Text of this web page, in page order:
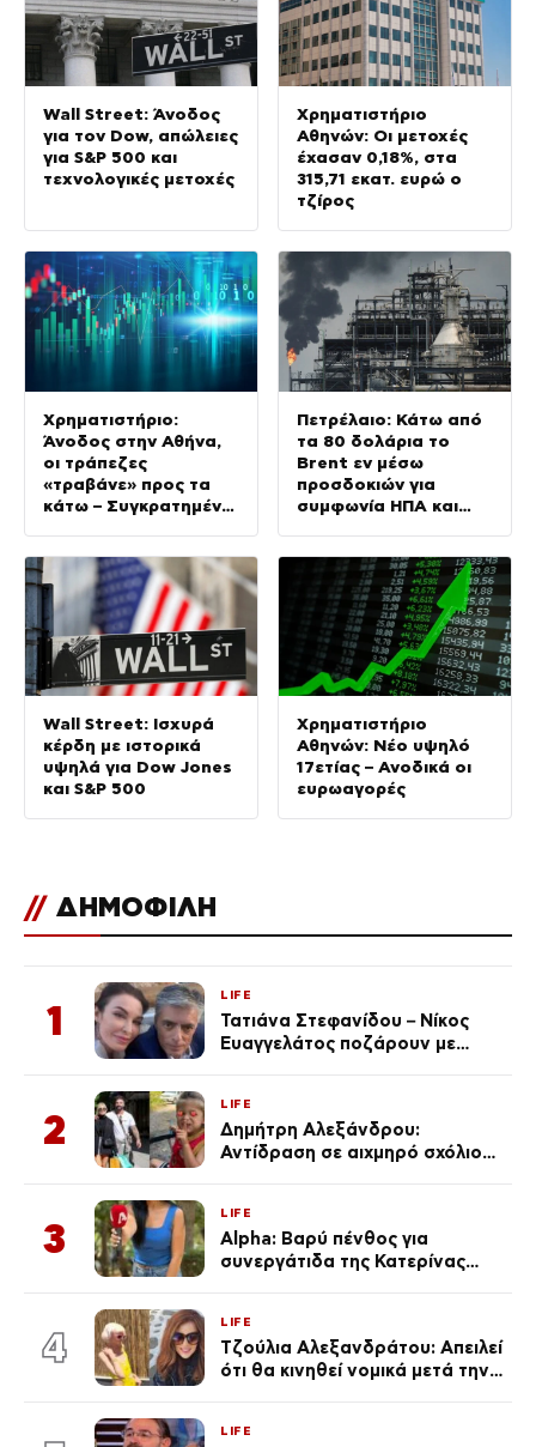
Wall Street: Άνοδος
για τον Dow, απώλειες
για S&P 500 και
τεχνολογικές μετοχές
Χρηματιστήριο
Αθηνών: Οι μετοχές
έχασαν 0,18%, στα
315,71 εκατ. ευρώ ο
τζίρος
Χρηματιστήριο:
Άνοδος στην Αθήνα,
οι τράπεζες
«τραβάνε» προς τα
κάτω – Συγκρατημένη
Πετρέλαιο: Κάτω από
τα 80 δολάρια το
Brent εν μέσω
προσδοκιών για
συμφωνία ΗΠΑ και
Wall Street: Ισχυρά
κέρδη με ιστορικά
υψηλά για Dow Jones
και S&P 500
Χρηματιστήριο
Αθηνών: Νέο υψηλό
17ετίας – Ανοδικά οι
ευρωαγορές
// ΔΗΜΟΦΙΛΗ
1
LIFE
Τατιάνα Στεφανίδου – Νίκος
Ευαγγελάτος ποζάρουν με
2
LIFE
Δημήτρη Αλεξάνδρου:
Αντίδραση σε αιχμηρό σχόλιο
3
LIFE
Alpha: Βαρύ πένθος για
συνεργάτιδα της Κατερίνας
του Θεού»
4
LIFE
Τζούλια Αλεξανδράτου: Απειλεί
ότι θα κινηθεί νομικά μετά την
LIFE